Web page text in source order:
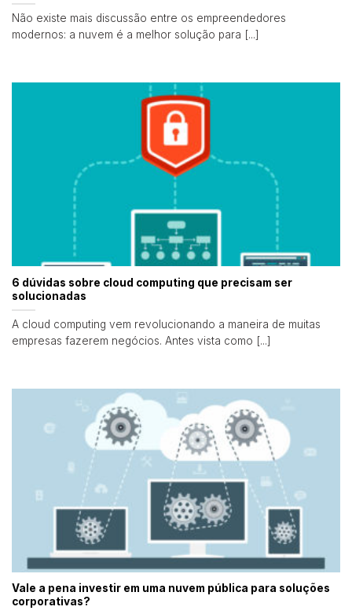
Não existe mais discussão entre os empreendedores
modernos: a nuvem é a melhor solução para [...]
6 dúvidas sobre cloud computing que precisam ser
solucionadas
A cloud computing vem revolucionando a maneira de muitas
empresas fazerem negócios. Antes vista como [...]
Vale a pena investir em uma nuvem pública para soluções
corporativas?